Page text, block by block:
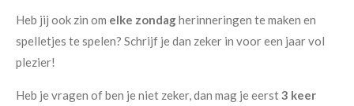
Heb jij ook zin om elke zondagherinneringen te maken en
spelletjes te spelen? Schrijf je dan zeker in voor een jaar vol
plezier!
Heb je vragen of ben je niet zeker, dan mag je eerst3 keer